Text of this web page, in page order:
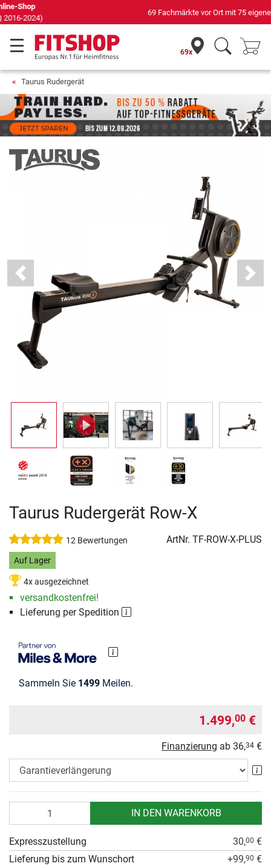
69 Fachmärkte vor Ort mit 75 eigenen Servicetechnikern
69x
Taurus Rudergerät
Previous Next
Taurus Rudergerät Row-X
12 Bewertungen ArtNr. TF-ROW-X-PLUS
Auf Lager
4x ausgezeichnet
versandkostenfrei!
Lieferung per Spedition
Sammeln Sie 1499 Meilen.
1.499,00 €
Finanzierung ab 36,34 €
IN DEN WARENKORB
Expresszustellung 30,00 €
Lieferung bis zum Wunschort
+99,90 €